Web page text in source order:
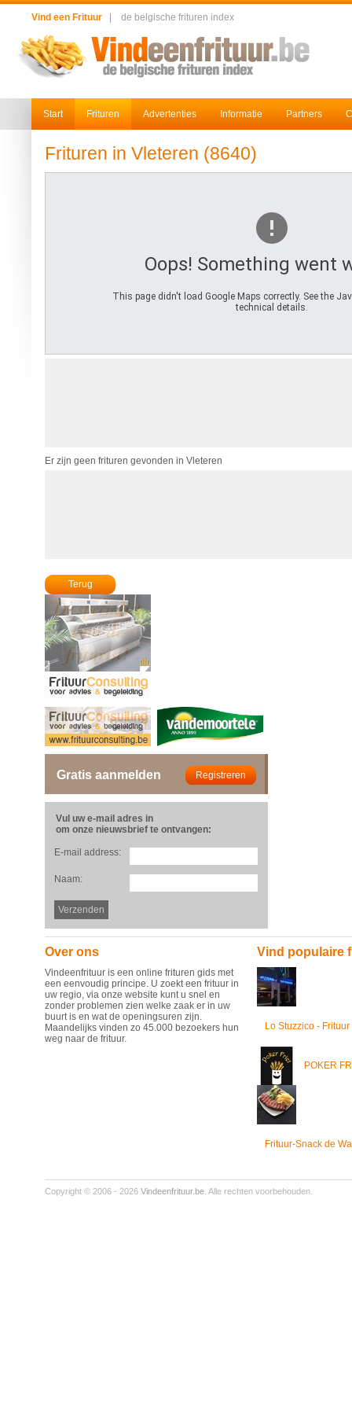
Vind een Frituur de belgische frituren index
Start Frituren Advertenties Informatie Partners
Frituren in Vleteren (8640)
Oops! Something went
This page didn't load Google Maps correctly. See the
technical details.
Er zijn geen frituren gevonden in Vleteren
Terug
Gratis aanmelden
Vul uw e-mail adres in
om onze nieuwsbrief te ontvangen:
E-mail address:
Naam:
Over ons
Vindeenfrituur is een online frituren gids met
een eenvoudig principe. U zoekt een frituur in
uw regio, via onze website kunt u snel en
zonder problemen zien welke zaak er in uw
buurt is en wat de openingsuren zijn.
Maandelijks vinden zo 45.000 bezoekers hun
weg naar de frituur.
Vind populaire
Lo Stuzzico -
POKER
Frituur-Snack de
Copyright © 2006 - 2026 Vindeenfrituur.be . Alle rechten voorbehouden.